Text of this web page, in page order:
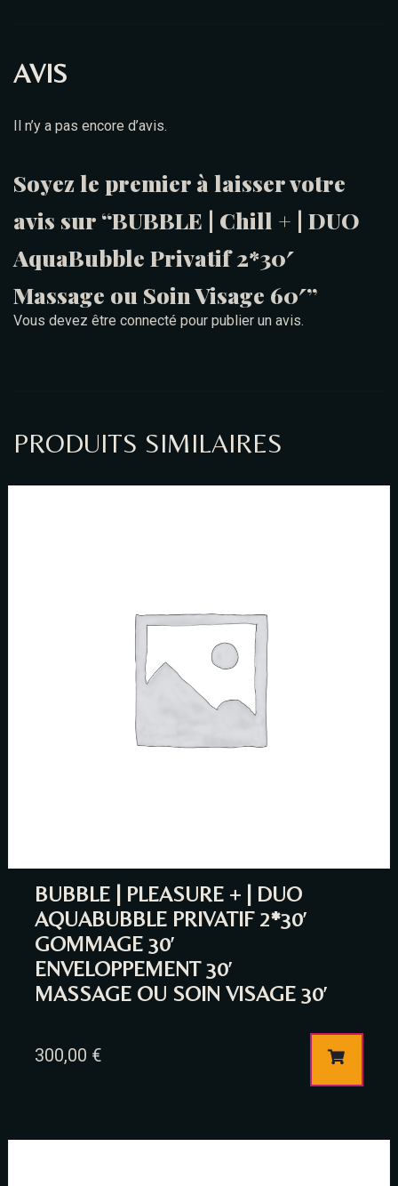
AVIS
Il n’y a pas encore d’avis.
Soyez le premier à laisser votre
avis sur “BUBBLE | Chill + | DUO
AquaBubble Privatif 2*30′
Massage ou Soin Visage 60′”
Vous devez être connecté pour publier un avis.
PRODUITS SIMILAIRES
BUBBLE | PLEASURE + | DUO
AQUABUBBLE PRIVATIF 2*30′
GOMMAGE 30′
ENVELOPPEMENT 30′
MASSAGE OU SOIN VISAGE 30′
300,00 €